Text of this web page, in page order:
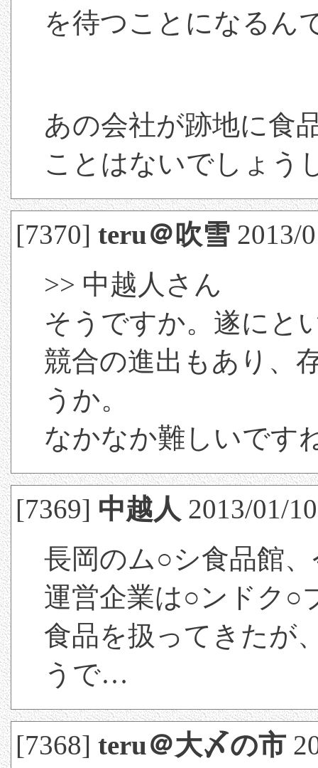
を待つことになるん
あの会社が跡地に食
ことはないでしょう
[7370]teru＠吹雪 2013/
>> 中越人さん
そうですか。遂にと
競合の進出もあり、
うか。
なかなか難しいです
[7369] 中越人 2013/01/
長岡のム○シ食品館
運営企業は○ンドク○
食品を扱ってきたが
うで…
[7368]teru＠大〆の市